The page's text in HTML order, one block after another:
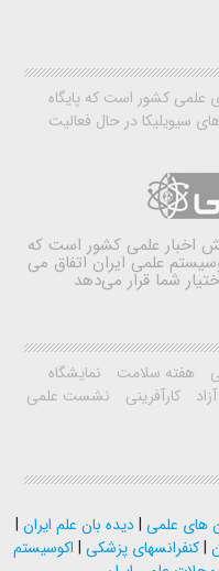
علمی کشور است که پایگاه
سیویلیکا در حال فعالیت
اخبار علمی کشور است که
علمی ایران اتفاق می
شما قرار می‌دهد
هفته سلامت
نمایشگاه
کارآفرینی
نشست علمی
های علمی |دیده بان علم ایران |
|کنفرانسهای پزشکی | اکوسیستم